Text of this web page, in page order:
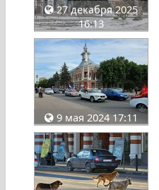
27 декабря 2025
16:13
9 мая 2024 17:11